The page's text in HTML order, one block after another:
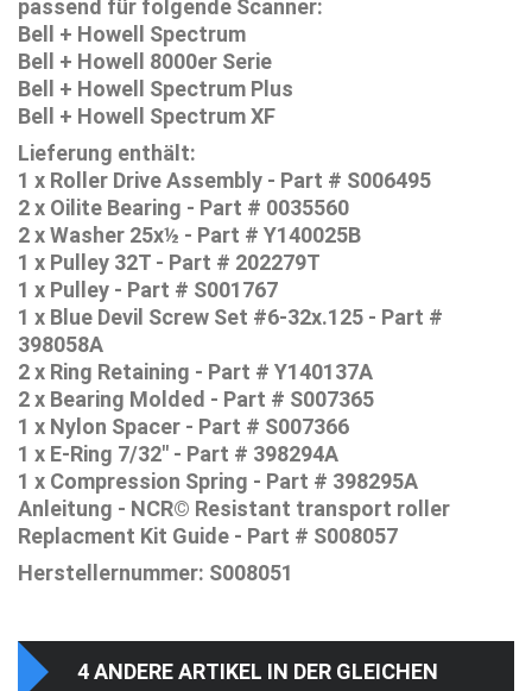
passend für folgende Scanner:
Bell + Howell Spectrum
Bell + Howell 8000er Serie
Bell + Howell Spectrum Plus
Bell + Howell Spectrum XF
Lieferung enthält:
1 x Roller Drive Assembly - Part # S006495
2 x Oilite Bearing - Part # 0035560
2 x Washer 25x½ - Part # Y140025B
1 x Pulley 32T - Part # 202279T
1 x Pulley - Part # S001767
1 x Blue Devil Screw Set #6-32x.125 - Part #
398058A
2 x Ring Retaining - Part # Y140137A
2 x Bearing Molded - Part # S007365
1 x Nylon Spacer - Part # S007366
1 x E-Ring 7/32" - Part # 398294A
1 x Compression Spring - Part # 398295A
Anleitung - NCR© Resistant transport roller
Replacment Kit Guide - Part # S008057
Herstellernummer: S008051
4 ANDERE ARTIKEL IN DER GLEICHEN